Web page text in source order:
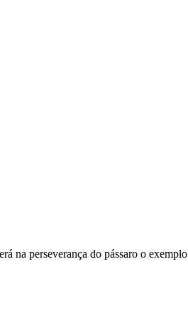
na perseverança do pássaro o